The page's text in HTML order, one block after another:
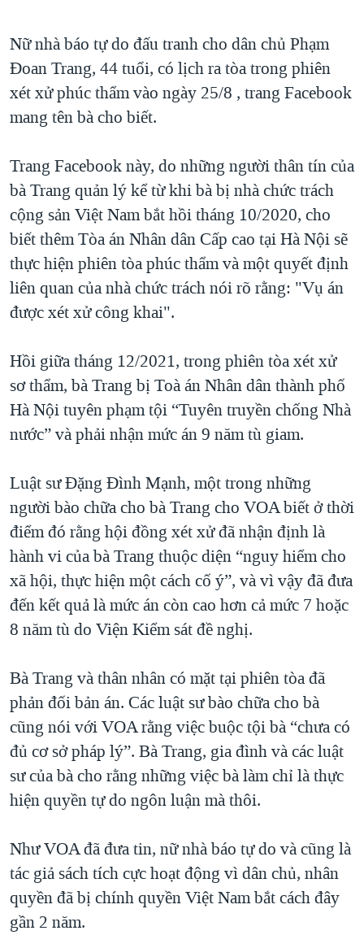
THƯỢNG ĐỈNH TRUMP-KIM TẠI VIỆT NAM
TRỊNH VĨNH BÌNH VS. CHÍNH PHỦ VIỆT NAM
NGƯ DÂN VIỆT VÀ LÀN SÓNG TRỘM HẢI SÂM
QUAN HỆ VIỆT MỸ
Nữ nhà báo tự do đấu tranh cho dân chủ Phạm
Đoan Trang, 44 tuổi, có lịch ra tòa trong phiên
xét xử phúc thẩm vào ngày 25/8 , trang Facebook
mang tên bà cho biết.
Trang Facebook này, do những người thân tín của
bà Trang quản lý kể từ khi bà bị nhà chức trách
cộng sản Việt Nam bắt hồi tháng 10/2020, cho
biết thêm Tòa án Nhân dân Cấp cao tại Hà Nội sẽ
thực hiện phiên tòa phúc thẩm và một quyết định
liên quan của nhà chức trách nói rõ rằng: "Vụ án
được xét xử công khai".
Hồi giữa tháng 12/2021, trong phiên tòa xét xử
sơ thẩm, bà Trang bị Toà án Nhân dân thành phố
Hà Nội tuyên phạm tội “Tuyên truyền chống Nhà
nước” và phải nhận mức án 9 năm tù giam.
Luật sư Đặng Đình Mạnh, một trong những
người bào chữa cho bà Trang cho VOA biết ở thời
điểm đó rằng hội đồng xét xử đã nhận định là
hành vi của bà Trang thuộc diện “nguy hiểm cho
xã hội, thực hiện một cách cố ý”, và vì vậy đã đưa
đến kết quả là mức án còn cao hơn cả mức 7 hoặc
8 năm tù do Viện Kiểm sát đề nghị.
Bà Trang và thân nhân có mặt tại phiên tòa đã
phản đối bản án. Các luật sư bào chữa cho bà
cũng nói với VOA rằng việc buộc tội bà “chưa có
đủ cơ sở pháp lý”. Bà Trang, gia đình và các luật
sư của bà cho rằng những việc bà làm chỉ là thực
hiện quyền tự do ngôn luận mà thôi.
Như VOA đã đưa tin, nữ nhà báo tự do và cũng là
tác giả sách tích cực hoạt động vì dân chủ, nhân
quyền đã bị chính quyền Việt Nam bắt cách đây
gần 2 năm.